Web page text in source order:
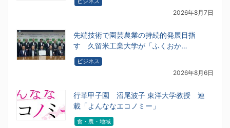
2026年8月7日
先端技術で園芸農業の持続的発展目指
す 久留米工業大学が「ふくおか…
ビジネス
2026年8月6日
行革甲子園 沼尾波子 東洋大学教授 連
載「よんななエコノミー」
食・農・地域